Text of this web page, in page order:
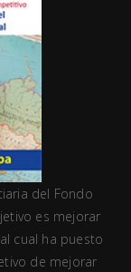
del Fondo
es mejorar
cual ha puesto
de mejorar